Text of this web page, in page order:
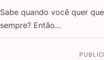
Sabe quando você quer
sempre? Então…